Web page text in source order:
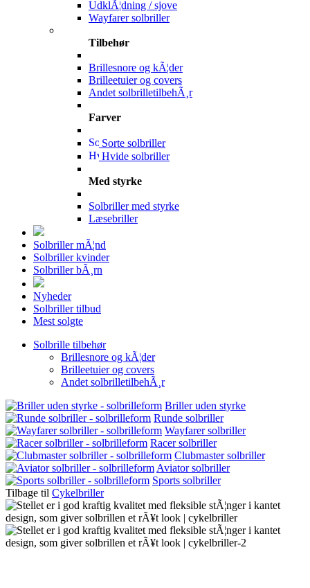
UdklÃ¦dning / sjove
Wayfarer solbriller
Tilbehør
Brillesnore og kÃ¦der
Brilleetuier og covers
Andet solbrilletilbehÃ¸r
Farver
Sorte solbriller
Hvide solbriller
Med styrke
Solbriller med styrke
Læsebriller
Solbriller mÃ¦nd
Solbriller kvinder
Solbriller bÃ¸rn
Nyheder
Solbriller tilbud
Mest solgte
Solbrille tilbehør
Brillesnore og kÃ¦der
Brilleetuier og covers
Andet solbrilletilbehÃ¸r
Briller uden styrke
Runde solbriller
Wayfarer solbriller
Racer solbriller
Clubmaster solbriller
Aviator solbriller
Sports solbriller
Tilbage til Cykelbriller